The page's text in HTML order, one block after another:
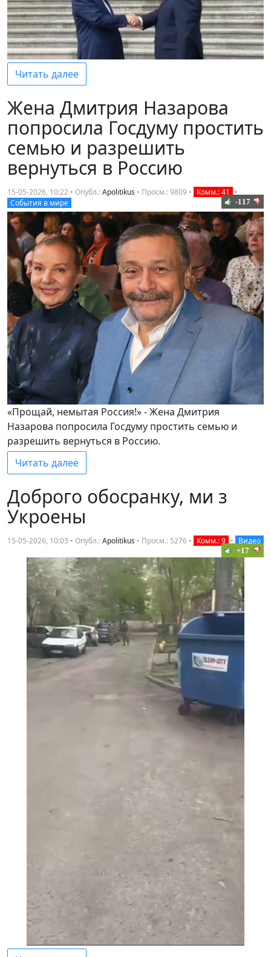
Читать далее
Жена Дмитрия Назарова
попросила Госдуму простить
семью и разрешить
вернуться в Россию
15-05-2026, 10:22 • Опубл.:Apolitikus • Просм.: 9809 • Комм.: 41
•
События в мире
-117
«Прощай, немытая Россия!» - Жена Дмитрия
Назарова попросила Госдуму простить семью и
разрешить вернуться в Россию.
Читать далее
Доброго обосранку, ми з
Укроены
15-05-2026, 10:03 • Опубл.:Apolitikus • Просм.: 5276 • Комм.: 9 • Видео
+17